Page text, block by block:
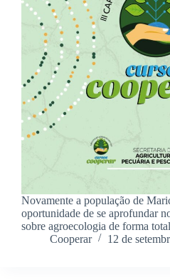
Novamente a população de
oportunidade de se aprofundar
sobre agroecologia de forma
Cooperar
12 de